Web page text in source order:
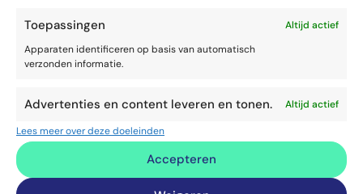
Toepassingen
Altijd actief
Apparaten identificeren op basis van automatisch
verzonden informatie.
Advertenties en content leveren en tonen. Altijd actief
Lees meer over deze doeleinden
Accepteren